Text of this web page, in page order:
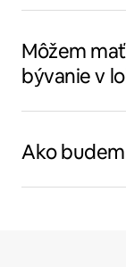
Môžem
bývanie v
Ako